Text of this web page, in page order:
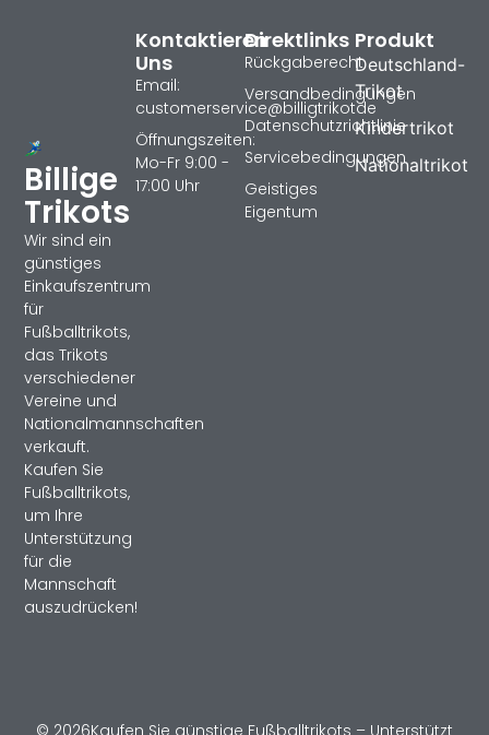
Billige
Trikots
Wir sind ein
günstiges
Einkaufszentrum
für
Fußballtrikots,
das Trikots
verschiedener
Vereine und
Nationalmannschaften
verkauft.
Kaufen Sie
Fußballtrikots,
um Ihre
Unterstützung
für die
Mannschaft
auszudrücken!
Produkt
Deutschland-
Trikot
Kindertrikot
Nationaltrikot
Direktlinks
Rückgaberecht
Versandbedingungen
Datenschutzrichtlinie
Servicebedingungen
Geistiges
Eigentum
Kontaktieren
Uns
Email:
customerservice@billigtrikotde
Öffnungszeiten:
Mo-Fr 9:00 -
17:00 Uhr
© 2026Kaufen Sie günstige Fußballtrikots – Unterstützt